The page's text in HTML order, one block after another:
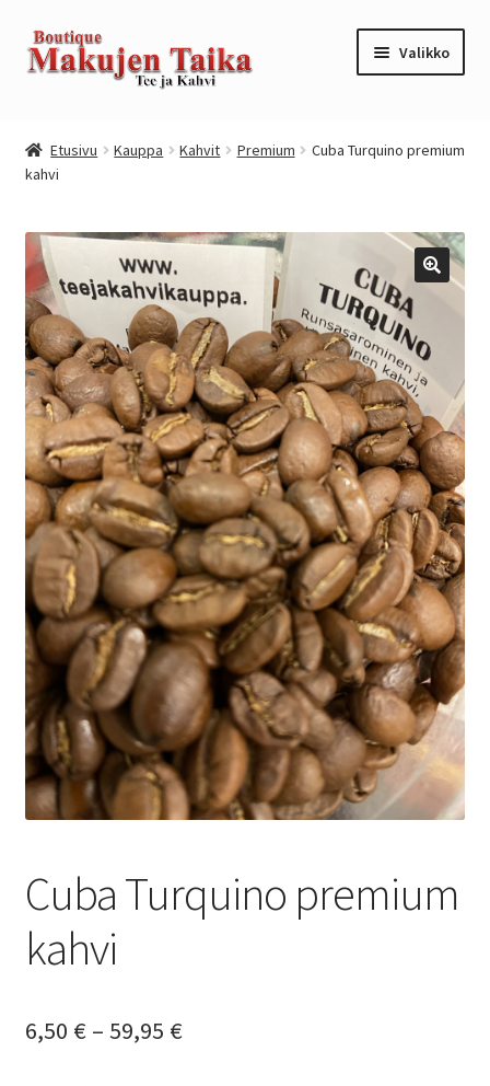
Siirry
navigointiin
Siirry
sisältöön
Valikko
Kanta-asiakkuusohjelma / loyalty program
Kassa
Kauppa
Oma tili
Ostoskori
Tilaus- ja sopimusehdot
Yrityksille
Etusivu Kauppa Kahvit Premium
Cuba Turquino premium
kahvi
Cuba Turquino premium
kahvi
6,50 € – 59,95 €Hintaluokka: